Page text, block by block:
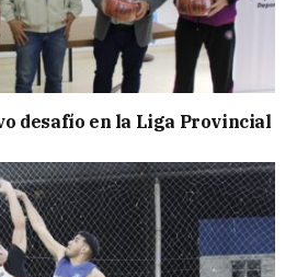
desafío en la Liga Provincial